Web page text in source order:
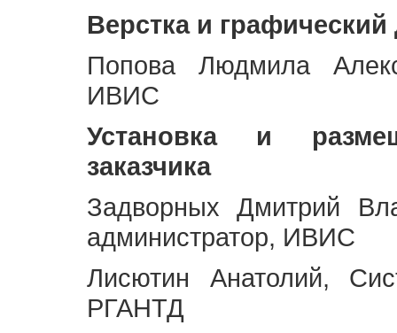
Верстка и графический
Попова Людмила
ИВИС
Установка и
заказчика
Задворных Дмитрий
администратор, ИВИС
Лисютин Анатолий,
РГАНТД